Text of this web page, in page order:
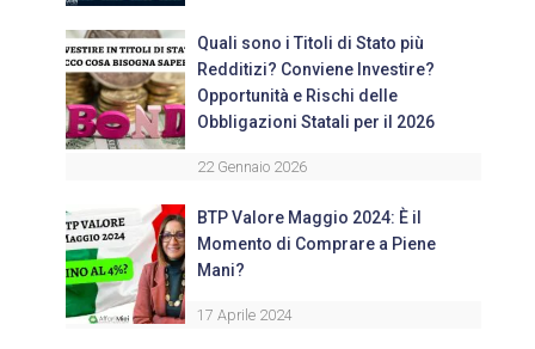
Quali sono i Titoli di Stato più
Redditizi? Conviene Investire?
Opportunità e Rischi delle
Obbligazioni Statali per il 2026
22 Gennaio 2026
BTP Valore Maggio 2024: È il
Momento di Comprare a Piene
Mani?
17 Aprile 2024